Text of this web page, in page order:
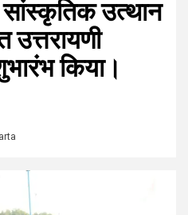
उत्थान
उत्तरायणी
किया।